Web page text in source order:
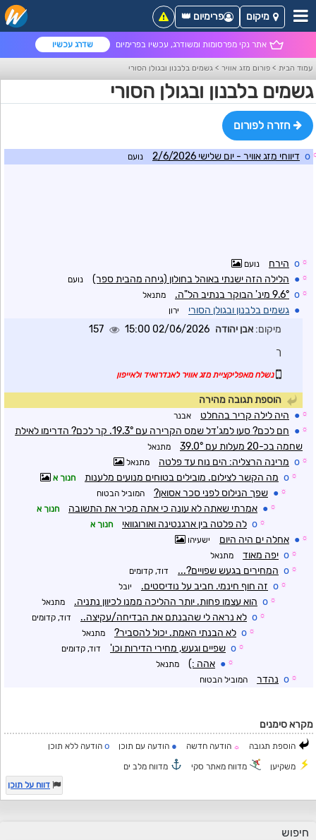
אתר נקי מפרסומות ומשודרג, עכשיו בפרימיום שדרג עכשיו
מיקום פרימיום 👑
עמוד הבית > פורום מזג אוויר > גשמים בלבנון ובגולן הסורי
גשמים בלבנון ובגולן הסורי
חזרה לפורום
o דיווחי מזג אוויר - יום שלישי 2/6/2026 נועם
☼
o הירח נועם
☼
● הלילה הזה ישנתי באוהל בחולון (גיחה מהבית ספר) נועם
☼
o 9.6° מינ' הבוקר בנתיב הל"ה. מתנאל
● גשמים בלבנון ובגולן הסורי ירון
מיקום: אבן יהודה 02/06/2026 15:00
157
ך
נשלח מאפליקציית מזג אוויר לאנדרואיד ולאייפון
הוספת תגובה מהירה
☼
● היה לילה קריר בהחלט אבנר
☼
●
חם לכם? סעו למג'דל שמס הקרירה עם 19.3°. קר לכם? הדרימו לאילת
שחמה בכ-20 מעלות עם 39.0°
מתנאל
☼
o מרינה הרצליה: הים נוח עד פלטה מתנאל
☼
o מה הקשר לצילום. מובילים בטוחים מנועים מלענות חנוך א
☼
● שפך הנילוס לפני סכר אסואן? המוביל הבטוח
☼
● אמרתי שאתה לא עונה כי אתה מכיר את התשובה חנוך א
☼
o לה פלטה בין ארגנטינה ואורוגוואי חנוך א
☼
● אחלה ים היה היום ישעיהו
☼
o יפה מאוד מתנאל
☼
o המחירים בגעש שפויים?... דוד, קדומים
☼
o זה חוף חינמי. חביב על נודיסטים. יובל
☼
o הוא עצמו פחות. יותר ההליכה ממנו לכיוון נתניה. מתנאל
☼
o לא נראה לי שהבנתם את הבדיחה/עקיצה.. דוד, קדומים
☼
o לא הבנתי האמת. יכול להסביר? מתנאל
☼
o שפיים וגעש, מחירי הדירות וכו' דוד, קדומים
☼
● אהה :) מתנאל
☼
o נהדר המוביל הבטוח
מקרא סימנים
הוספת תגובה ☼ הודעה חדשה ● הודעה עם תוכן o הודעה ללא תוכן
משקיען מדווח מאתר סקי
מדווח מלב ים
דווח על תוכן
חיפוש